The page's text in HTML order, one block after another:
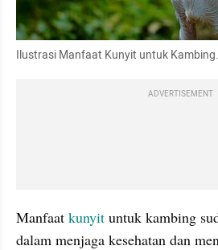
Ilustrasi Manfaat Kunyit untuk
ADVERTISEMENT
Manfaat kunyit untuk kambing
dalam menjaga kesehatan dan